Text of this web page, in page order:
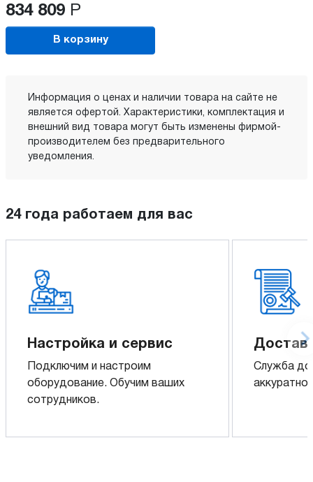
834 809 Р
В корзину
Информация о ценах и наличии товара на сайте не
является офертой. Характеристики, комплектация и
внешний вид товара могут быть изменены фирмой-
производителем без предварительного
уведомления.
24 года работаем для вас
Настройка и сервис
Подключим и настроим
оборудование. Обучим ваших
сотрудников.
Служба
аккуратно